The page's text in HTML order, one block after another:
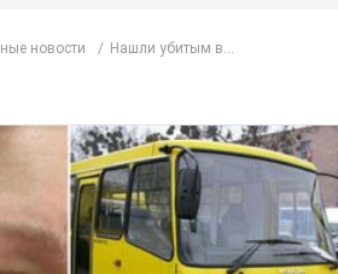
новости Нашли убитым в...